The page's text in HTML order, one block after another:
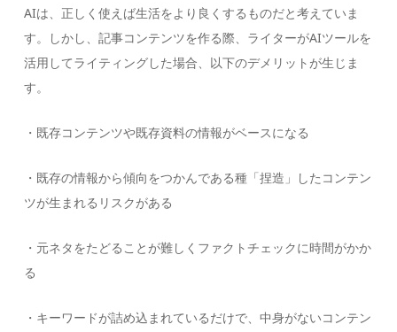
AIは、正しく使えば生活をより良くするものだと考えていま
す。しかし、記事コンテンツを作る際、ライターがAIツールを
活用してライティングした場合、以下のデメリットが生じま
す。
・既存コンテンツや既存資料の情報がベースになる
・既存の情報から傾向をつかんである種「捏造」したコンテン
ツが生まれるリスクがある
・元ネタをたどることが難しくファクトチェックに時間がかか
る
・キーワードが詰め込まれているだけで、中身がないコンテン